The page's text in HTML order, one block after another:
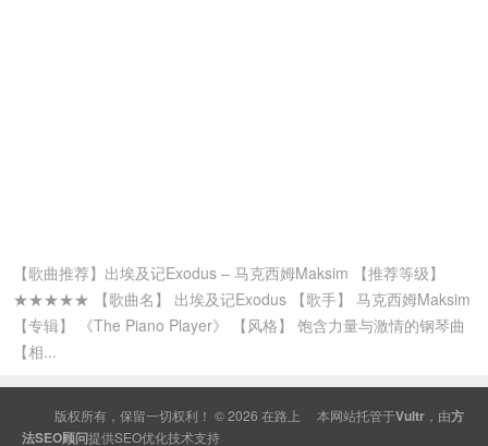
【歌曲推荐】出埃及记Exodus – 马克西姆Maksim 【推荐等级】
★★★★★ 【歌曲名】 出埃及记Exodus 【歌手】 马克西姆Maksim
【专辑】 《The Piano Player》 【风格】 饱含力量与激情的钢琴曲
【相...
版权所有，保留一切权利！ © 2026 在路上 本网站托管于Vultr ，由方
法SEO顾问提供SEO优化技术支持